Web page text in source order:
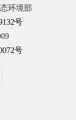
环境部
号
号